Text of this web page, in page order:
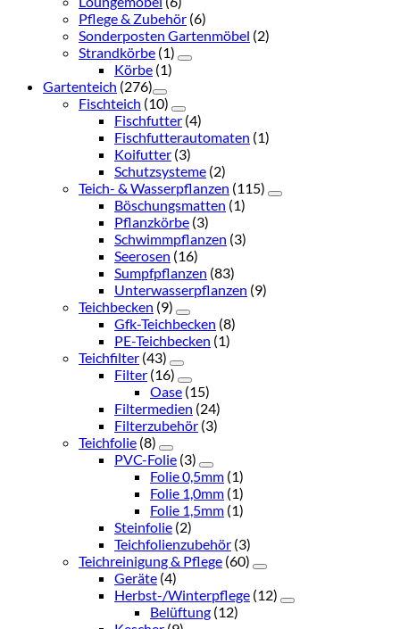
Pflege & Zubehör (6)
Sonderposten Gartenmöbel (2)
Strandkörbe (1)
Körbe (1)
Gartenteich (276)
Fischteich (10)
Fischfutter (4)
Fischfutterautomaten (1)
Koifutter (3)
Schutzsysteme (2)
Teich- & Wasserpflanzen (115)
Böschungsmatten (1)
Pflanzkörbe (3)
Schwimmpflanzen (3)
Seerosen (16)
Sumpfpflanzen (83)
Unterwasserpflanzen (9)
Teichbecken (9)
Gfk-Teichbecken (8)
PE-Teichbecken (1)
Teichfilter (43)
Filter (16)
Oase (15)
Filtermedien (24)
Filterzubehör (3)
Teichfolie (8)
PVC-Folie (3)
Folie 0,5mm (1)
Folie 1,0mm (1)
Folie 1,5mm (1)
Steinfolie (2)
Teichfolienzubehör (3)
Teichreinigung & Pflege (60)
Geräte (4)
Herbst-/Winterpflege (12)
Belüftung (12)